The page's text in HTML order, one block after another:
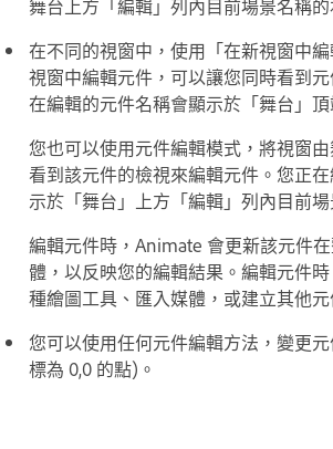
舞台上方「編輯」列內目前場景名稱的
在不同的視窗中，使用「在新視窗中
視窗中編輯元件，可以讓您同時看到
在編輯的元件名稱會顯示於「舞台」
您也可以使用元件編輯模式，將視窗
看到該元件的檢視來編輯元件。您正
示於「舞台」上方「編輯」列內目前
編輯元件時，Animate 會更新該元件
體，以反映您的編輯結果。編輯元件
種繪圖工具、匯入媒體，或建立其他元
您可以使用任何元件編輯方法，變更
標為 0,0 的點)。